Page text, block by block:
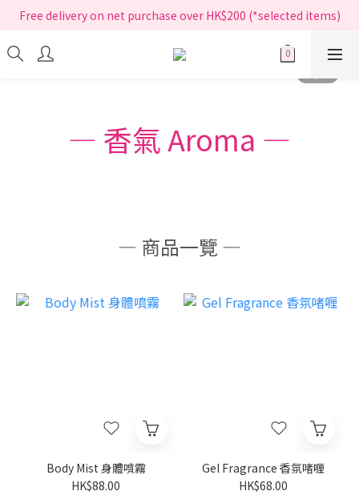
指定正價產品買滿$200享免運費
Free delivery on net purchase over HK$200 (*selected items)
指定正價產品買滿$200享免運費
― 香氣 Aroma ―
― 商品一覽 ―
Body Mist 身體噴霧
HK$88.00
Gel Fragrance 香氛啫喱
HK$68.00